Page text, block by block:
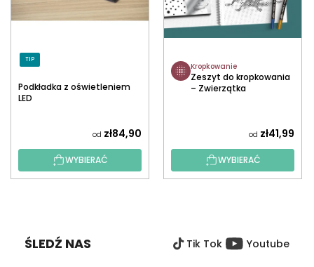
TIP
Podkładka z oświetleniem
LED
od zł84,90
WYBIERAĆ
Kropkowanie
Zeszyt do kropkowania
– Zwierzątka
ocena
produktu
wynosi
gwiazdek.
od zł41,99
WYBIERAĆ
ŚLEDŹ NAS Tik Tok Youtube